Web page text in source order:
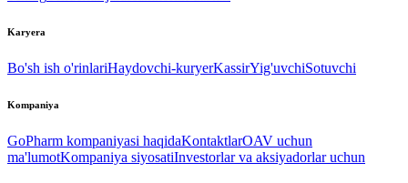
Karyera
Bo'sh ish o'rinlariHaydovchi-kuryerKassirYig'uvchiSotuvchi
Kompaniya
GoPharm kompaniyasi haqidaKontaktlarOAV uchun
ma'lumotKompaniya siyosatiInvestorlar va aksiyadorlar uchun